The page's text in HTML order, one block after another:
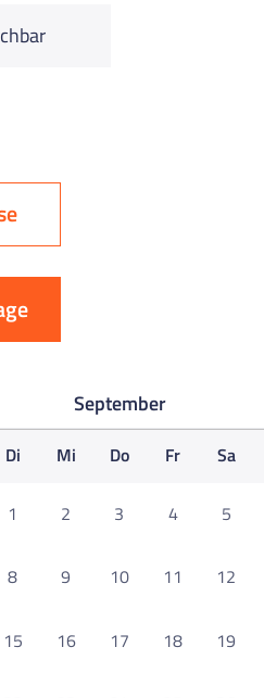
September
Di Mi Do Fr Sa
1 2 3 4 5
8 9 10 11 12
15 16 17 18 19